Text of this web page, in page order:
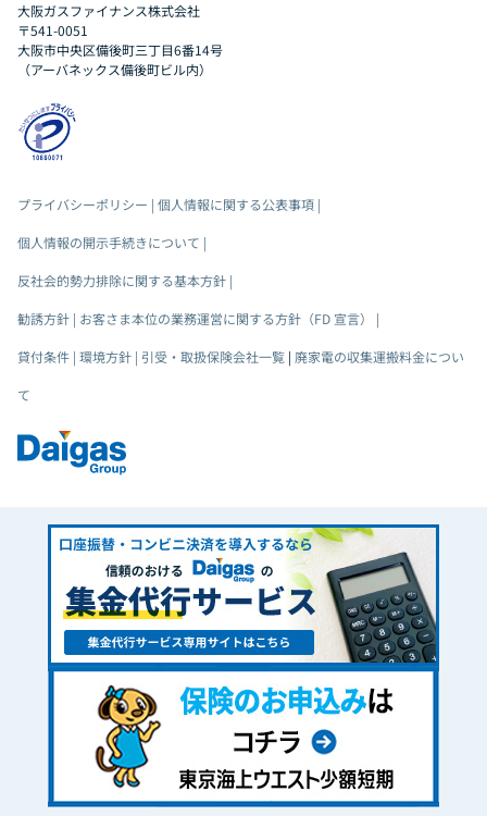
大阪ガスファイナンス株式会社
〒541-0051
大阪市中央区備後町三丁目6番14号
（アーバネックス備後町ビル内）
プライバシーポリシー | 個人情報に関する公表事項 |
個人情報の開示手続きについて |
反社会的勢力排除に関する基本方針 |
勧誘方針 | お客さま本位の業務運営に関する方針（FD 宣言） |
貸付条件 | 環境方針 | 引受・取扱保険会社一覧 | 廃家電の収集運搬料金につい
て